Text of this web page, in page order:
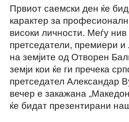
Првиот саемски ден ќе
карактер за
високи личности. Меѓу
претседатели, премиери и
на земјите од Отворен
земји кои ќе ги пречека
претседател Александар
вечер е закажана
ќе бидат презентирани